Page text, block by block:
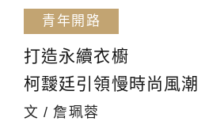
青年開路
打造永續衣櫥
柯靉廷引領慢時尚風潮
文 / 詹珮蓉